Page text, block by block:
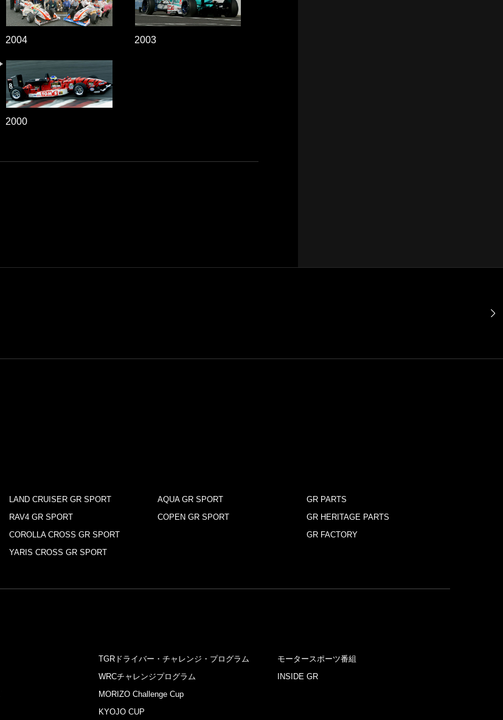
2004 2003
2000
LAND CRUISER GR SPORT
RAV4 GR SPORT
COROLLA CROSS GR SPORT
YARIS CROSS GR SPORT
AQUA GR SPORT
COPEN GR SPORT
GR PARTS
GR HERITAGE PARTS
GR FACTORY
TGRドライバー・チャレンジ・プログラム
WRCチャレンジプログラム
MORIZO Challenge Cup
KYOJO CUP
モータースポーツ番組
INSIDE GR